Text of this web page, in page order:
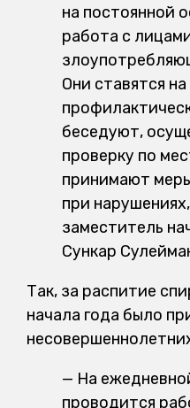
на постоянной
работа с
Они ставятся на
беседуют,
проверку по
принимают
при
заместитель
Сункар
Так, за распитие
начала года было
— На
проводится